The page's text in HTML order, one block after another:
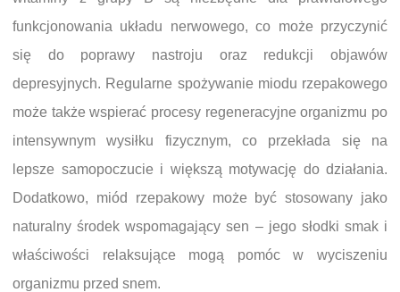
funkcjonowania układu nerwowego, co może przyczynić
się do poprawy nastroju oraz redukcji objawów
depresyjnych. Regularne spożywanie miodu rzepakowego
może także wspierać procesy regeneracyjne organizmu po
intensywnym wysiłku fizycznym, co przekłada się na
lepsze samopoczucie i większą motywację do działania.
Dodatkowo, miód rzepakowy może być stosowany jako
naturalny środek wspomagający sen – jego słodki smak i
właściwości relaksujące mogą pomóc w wyciszeniu
organizmu przed snem.